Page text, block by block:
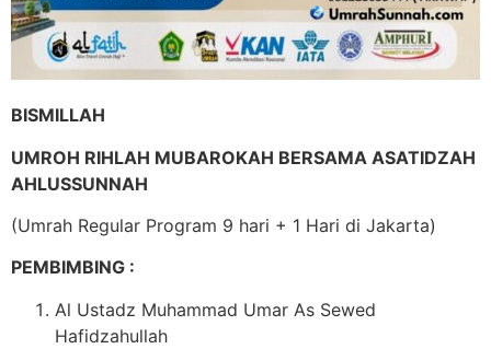
BISMILLAH
UMROH RIHLAH MUBAROKAH BERSAMA ASATIDZAH
AHLUSSUNNAH
(Umrah Regular Program 9 hari + 1 Hari di Jakarta)
PEMBIMBING :
Al Ustadz Muhammad Umar As Sewed
Hafidzahullah